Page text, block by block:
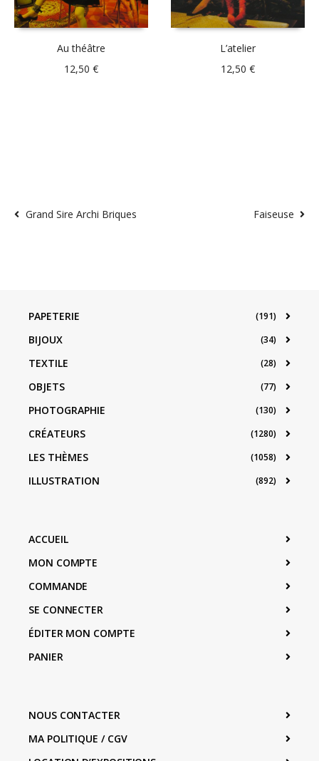
Au théâtre
12,50 €
L’atelier
12,50€
Grand Sire Archi Briques Faiseuse
PAPETERIE (191)
BIJOUX (34)
TEXTILE (28)
OBJETS (77)
PHOTOGRAPHIE (130)
CRÉATEURS (1280)
LES THÈMES (1058)
ILLUSTRATION (892)
ACCUEIL
MON COMPTE
COMMANDE
SE CONNECTER
ÉDITER MON COMPTE
PANIER
NOUS CONTACTER
MA POLITIQUE / CGV